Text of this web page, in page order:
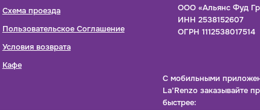
Схема проезда
Пользовательское Соглашение
Условия возврата
Кафе
ООО «Альянс Фуд
ИНН 2538152607
ОГРН 1112538017514
С мобильными
La’Renzo заказывайте
быстрее: